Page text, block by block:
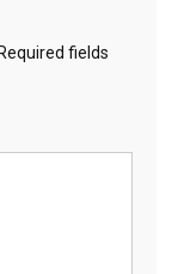
Required fields